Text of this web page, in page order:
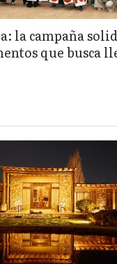
la campaña
que busca